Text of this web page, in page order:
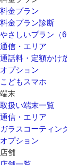
料金プラン
料金プラン診断
やさしいプラン（
通信・エリア
通話料・定額かけ
オプション
こどもスマホ
端末
取扱い端末一覧
通信・エリア
ガラスコーティン
オプション
店舗